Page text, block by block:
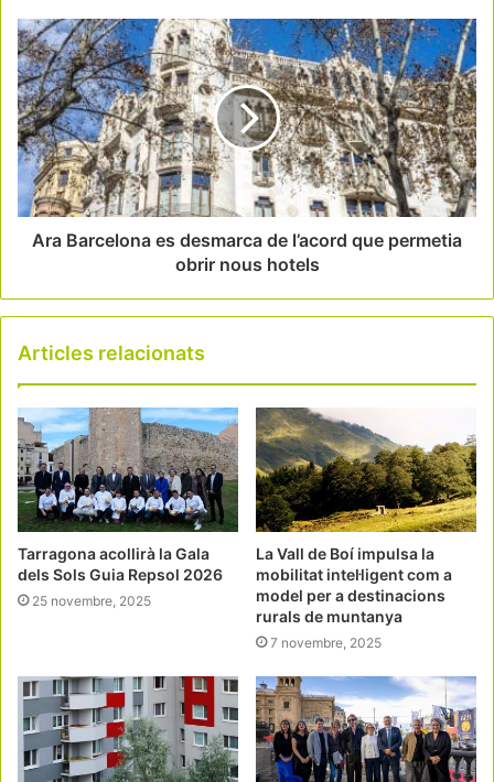
Ara Barcelona es desmarca de l’acord que permetia
obrir nous hotels
Articles relacionats
Tarragona acollirà la Gala
dels Sols Guia Repsol 2026
25 novembre, 2025
La Vall de Boí impulsa la
mobilitat intel·ligent com a
model per a destinacions
rurals de muntanya
7 novembre, 2025